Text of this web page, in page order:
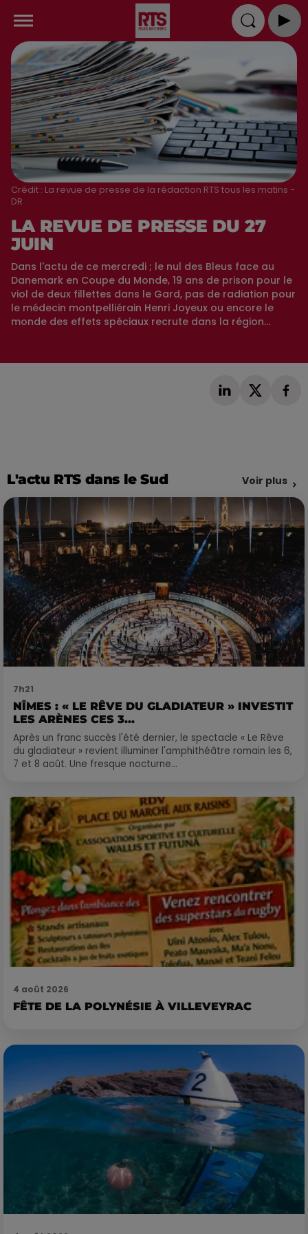
Crédit : La revue de presse de la rédaction RTS tous les matins -
DR
LA REVUE DE PRESSE DU 27
JUIN
Dans l'actu de ce mercredi ; le nul des Bleus face au
Danemark en Coupe du Monde, 19 ans de prison pour le
viol de deux fillettes dans le Gard, pas de radiation pour
le médecin montpelliérain Henri Joyeux ou encore le
monde des effets spéciaux recrute dans la région...
L'actu RTS dans le Sud Voir plus
7h21
NÎMES : « LE RÊVE DU GLADIATEUR » INVESTIT
LES ARÈNES CES 3...
Après un franc succès l'été dernier, le spectacle « Le Rêve
du gladiateur » revient illuminer l'amphithéâtre romain les 6,
7 et 8 août. Une fresque nocturne...
4 août 2026
FÊTE DE LA POLYNÉSIE À VILLEVEYRAC